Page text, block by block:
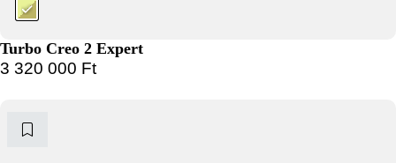
Turbo Creo 2 Expert
3 320 000 Ft